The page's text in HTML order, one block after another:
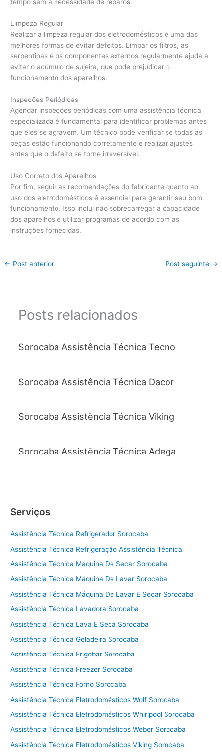
tempo sem a necessidade de reparos.
Limpeza Regular
Realizar a limpeza regular dos eletrodomésticos é uma das
melhores formas de evitar defeitos. Limpar os filtros, as
serpentinas e os componentes externos regularmente ajuda a
evitar o acúmulo de sujeira, que pode prejudicar o
funcionamento dos aparelhos.
Inspeções Periódicas
Agendar inspeções periódicas com uma assistência técnica
especializada é fundamental para identificar problemas antes
que eles se agravem. Um técnico pode verificar se todas as
peças estão funcionando corretamente e realizar ajustes
antes que o defeito se torne irreversível.
Uso Correto dos Aparelhos
Por fim, seguir as recomendações do fabricante quanto ao
uso dos eletrodomésticos é essencial para garantir seu bom
funcionamento. Isso inclui não sobrecarregar a capacidade
dos aparelhos e utilizar programas de acordo com as
instruções fornecidas.
← Post anterior Post seguinte →
Posts relacionados
Sorocaba Assistência Técnica Tecno
Sorocaba Assistência Técnica Dacor
Sorocaba Assistência Técnica Viking
Sorocaba Assistência Técnica Adega
Serviços
Assistência Técnica Refrigerador Sorocaba
Assistência Técnica Refrigeração Assistência Técnica
Assistência Técnica Máquina De Secar Sorocaba
Assistência Técnica Máquina De Lavar Sorocaba
Assistência Técnica Máquina De Lavar E Secar Sorocaba
Assistência Técnica Lavadora Sorocaba
Assistência Técnica Lava E Seca Sorocaba
Assistência Técnica Geladeira Sorocaba
Assistência Técnica Frigobar Sorocaba
Assistência Técnica Freezer Sorocaba
Assistência Técnica Forno Sorocaba
Assistência Técnica Eletrodomésticos Wolf Sorocaba
Assistência Técnica Eletrodomésticos Whirlpool Sorocaba
Assistência Técnica Eletrodomésticos Weber Sorocaba
Assistência Técnica Eletrodomésticos Viking Sorocaba